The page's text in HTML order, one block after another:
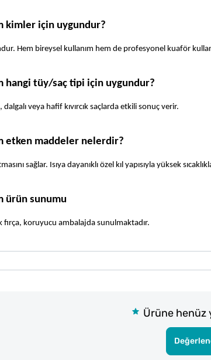
kimler için uygundur?
Hem bireysel kullanım hem de profesyonel kuaför
hangi tüy/saç tipi için uygundur?
veya hafif kıvırcık saçlarda etkili sonuç verir.
etken maddeler nelerdir?
sağlar. Isıya dayanıklı özel kıl yapısıyla yüksek
ürün sunumu
fırça, koruyucu ambalajda sunulmaktadır.
Ürüne henüz